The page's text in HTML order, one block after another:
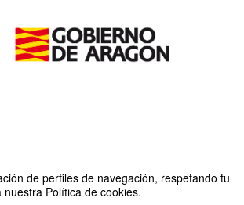
de perfiles de navegación, respetando tu
Política de cookies.
por SAD Universidad de Zaragoza